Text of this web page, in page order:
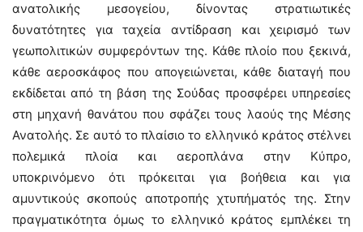
ανατολικής μεσογείου, δίνοντας στρατιωτικές
δυνατότητες για ταχεία αντίδραση και χειρισμό των
γεωπολιτικών συμφερόντων της. Κάθε πλοίο που ξεκινά,
κάθε αεροσκάφος που απογειώνεται, κάθε διαταγή που
εκδίδεται από τη βάση της Σούδας προσφέρει υπηρεσίες
στη μηχανή θανάτου που σφάζει τους λαούς της Μέσης
Ανατολής. Σε αυτό το πλαίσιο το ελληνικό κράτος στέλνει
πολεμικά πλοία και αεροπλάνα στην Κύπρο,
υποκρινόμενο ότι πρόκειται για βοήθεια και για
αμυντικούς σκοπούς αποτροπής χτυπήματός της. Στην
πραγματικότητα όμως το ελληνικό κράτος εμπλέκει τη